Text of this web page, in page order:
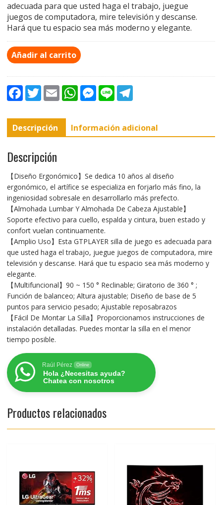
adecuada para que usted haga el trabajo, juegue
juegos de computadora, mire televisión y descanse.
Hará que tu espacio sea más moderno y elegante.
Añadir al carrito
F
a
b
o
o
T
w
t
e
r
E
m
l
W
h
A
p
M
e
n
g
L
i
T
e
r
a
Descripción Información adicional
Descripción
【Diseño Ergonómico】Se dedica 10 años al diseño
ergonómico, el artífice se especializa en forjarlo más fino, la
ingeniosidad sobresale en desarrollarlo más prefecto.
【Almohada Lumbar Y Almohada De Cabeza Ajustable】
Soporte efectivo para cuello, espalda y cintura, buen estado y
confort vuelan continuamente.
【Amplio Uso】Esta GTPLAYER silla de juego es adecuada para
que usted haga el trabajo, juegue juegos de computadora, mire
televisión y descanse. Hará que tu espacio sea más moderno y
elegante.
【Multifuncional】90 ~ 150 ° Reclinable; Giratorio de 360 ° ;
Función de balanceo; Altura ajustable; Diseño de base de 5
puntos para servicio pesado; Ajustable reposabrazos
【Fácil De Montar La Silla】Proporcionamos instrucciones de
instalación detalladas. Puedes montar la silla en el menor
tiempo posible.
Raúl Pérez Online
Hola ¿Necesitas ayuda?
Chatea con nosotros
Productos relacionados